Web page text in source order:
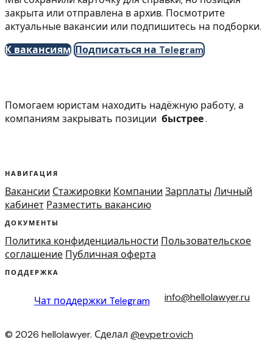
закрыта или отправлена в архив. Посмотрите
актуальные вакансии или подпишитесь на подборки.
К вакансиям Подписаться на Telegram
Помогаем юристам находить надёжную работу, а
компаниям закрывать позиции быстрее.
НАВИГАЦИЯ
Вакансии Стажировки Компании Зарплаты Личный
кабинет Разместить вакансию
ДОКУМЕНТЫ
Политика конфиденциальности Пользовательское
соглашение Публичная оферта
ПОДДЕРЖКА
Чат поддержки Telegram info@hellolawyer.ru
© 2026 hellolawyer. Сделал @evpetrovich